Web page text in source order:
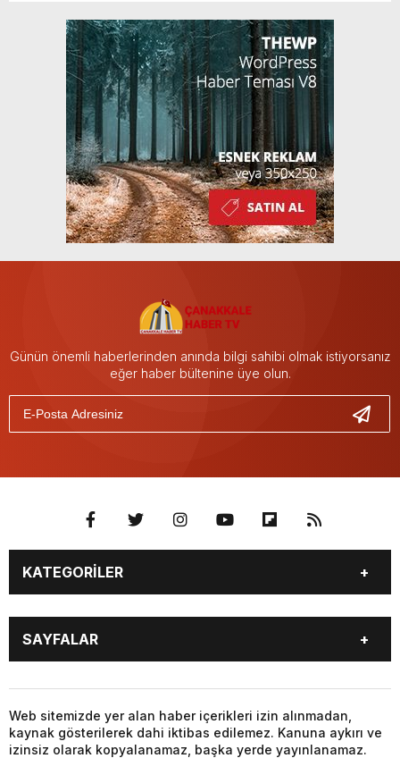
Günün önemli haberlerinden anında bilgi sahibi olmak istiyorsanız
eğer haber bültenine üye olun.
KATEGORİLER
GÜNDEM
SEKTÖR ÖZEL
DÜNYA
EKONOMİ
SPOR
SAYFALAR
DÜNYA
SİYASET
EKONOMİ
SPOR
Web sitemizde yer alan haber içerikleri izin alınmadan,
kaynak gösterilerek dahi iktibas edilemez. Kanuna aykırı ve
izinsiz olarak kopyalanamaz, başka yerde yayınlanamaz.